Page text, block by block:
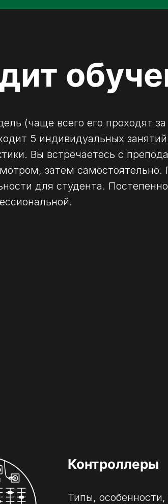
(чаще всего его проходят
5 индивидуальных
Вы встречаетесь с
затем самостоятельно.
для студента.
Контроллеры
Типы,